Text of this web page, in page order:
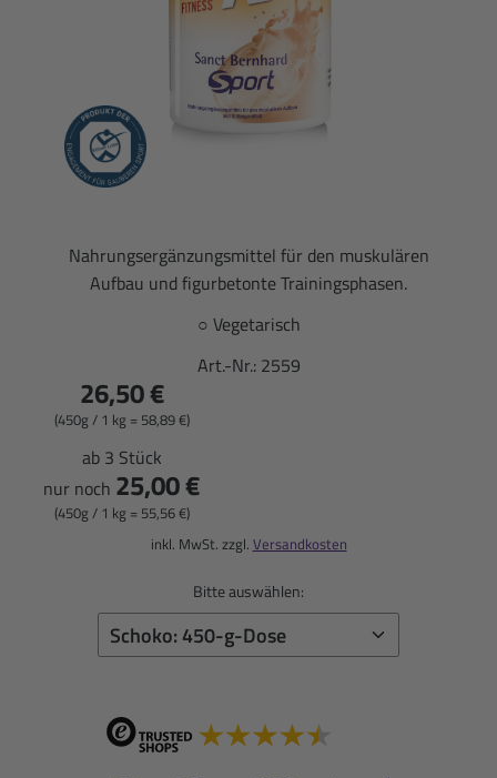
Nahrungsergänzungsmittel für den muskulären
Aufbau und figurbetonte Trainingsphasen.
○ Vegetarisch
Art.-Nr.: 2559
26,50 €
(450g / 1 kg = 58,89 €)
ab 3 Stück
nur noch 25,00 €
(450g / 1 kg = 55,56 €)
inkl. MwSt. zzgl. Versandkosten
Bitte auswählen: